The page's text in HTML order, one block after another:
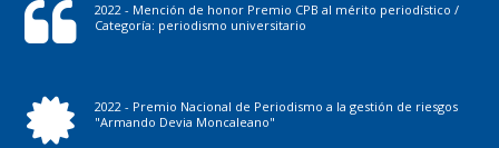
2022 - Mención de honor Premio CPB al mérito periodístico /
Categoría: periodismo universitario
2022 - Premio Nacional de Periodismo a la gestión de riesgos
"Armando Devia Moncaleano"